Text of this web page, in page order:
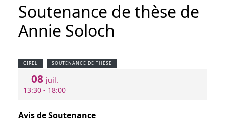
Soutenance de thèse de
Annie Soloch
CIREL SOUTENANCE DE THÈSE
08 juil.
13:30 - 18:00
AvisdeSoutenance